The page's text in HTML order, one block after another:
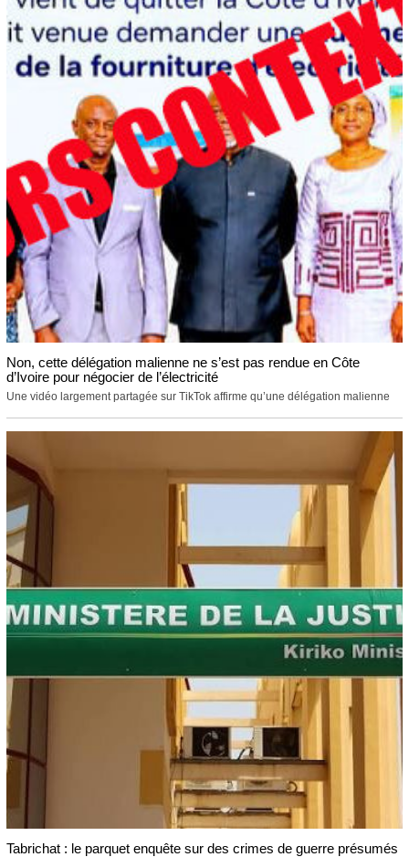
Non, cette délégation malienne ne s’est pas rendue en Côte
d’Ivoire pour négocier de l’électricité
Une vidéo largement partagée sur TikTok affirme qu’une délégation malienne
Tabrichat : le parquet enquête sur des crimes de guerre présumés